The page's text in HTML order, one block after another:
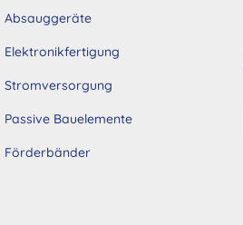
Absauggeräte
Elektronikfertigung
Stromversorgung
Passive Bauelemente
Förderbänder